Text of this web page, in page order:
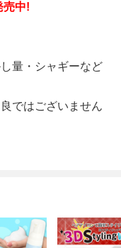
中!
量・シャギーなど
ではございません